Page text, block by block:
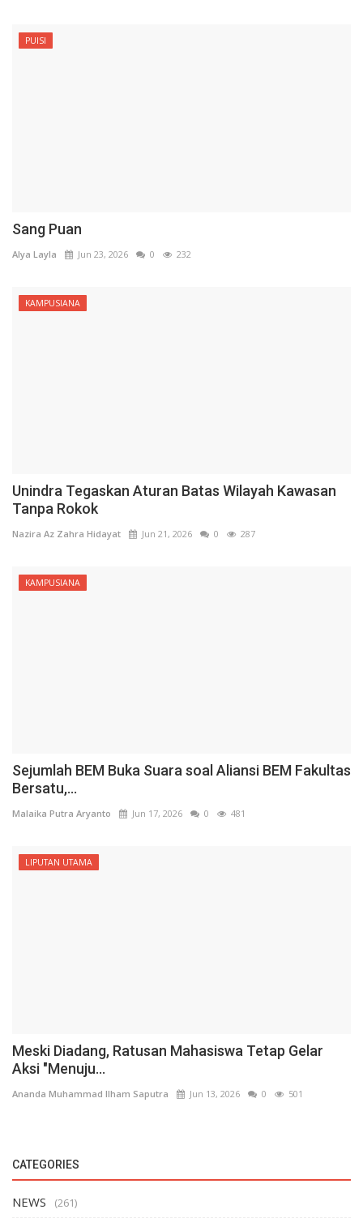
PUISI
Sang Puan
Alya Layla Jun 23, 2026 0 232
KAMPUSIANA
Unindra Tegaskan Aturan Batas Wilayah Kawasan
Tanpa Rokok
Nazira Az Zahra Hidayat Jun 21, 2026 0 287
KAMPUSIANA
Sejumlah BEM Buka Suara soal Aliansi BEM Fakultas
Bersatu,...
Malaika Putra Aryanto Jun 17, 2026 0 481
LIPUTAN UTAMA
Meski Diadang, Ratusan Mahasiswa Tetap Gelar
Aksi "Menuju...
Ananda Muhammad Ilham Saputra Jun 13, 2026 0 501
CATEGORIES
NEWS (261)